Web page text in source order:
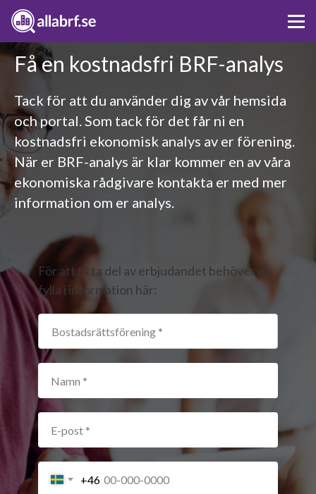
Få en kostnadsfri BRF-analys
Tack för att du använder dig av vår hemsida
och portal. Som tack för det får ni en
kostnadsfri ekonomisk analys av er förening.
När er BRF-analys är klar kommer en av våra
ekonomiska rådgivare kontakta er med mer
information om er analys.
För att få ta del av erbjudandet behöver du
fylla i information här:
+46